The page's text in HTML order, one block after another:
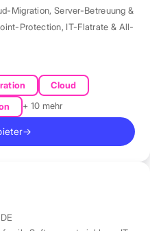
Migration, Server-Betreuung &
Protection, IT-Flatrate & All-
Cloud
+ 10 mehr
→